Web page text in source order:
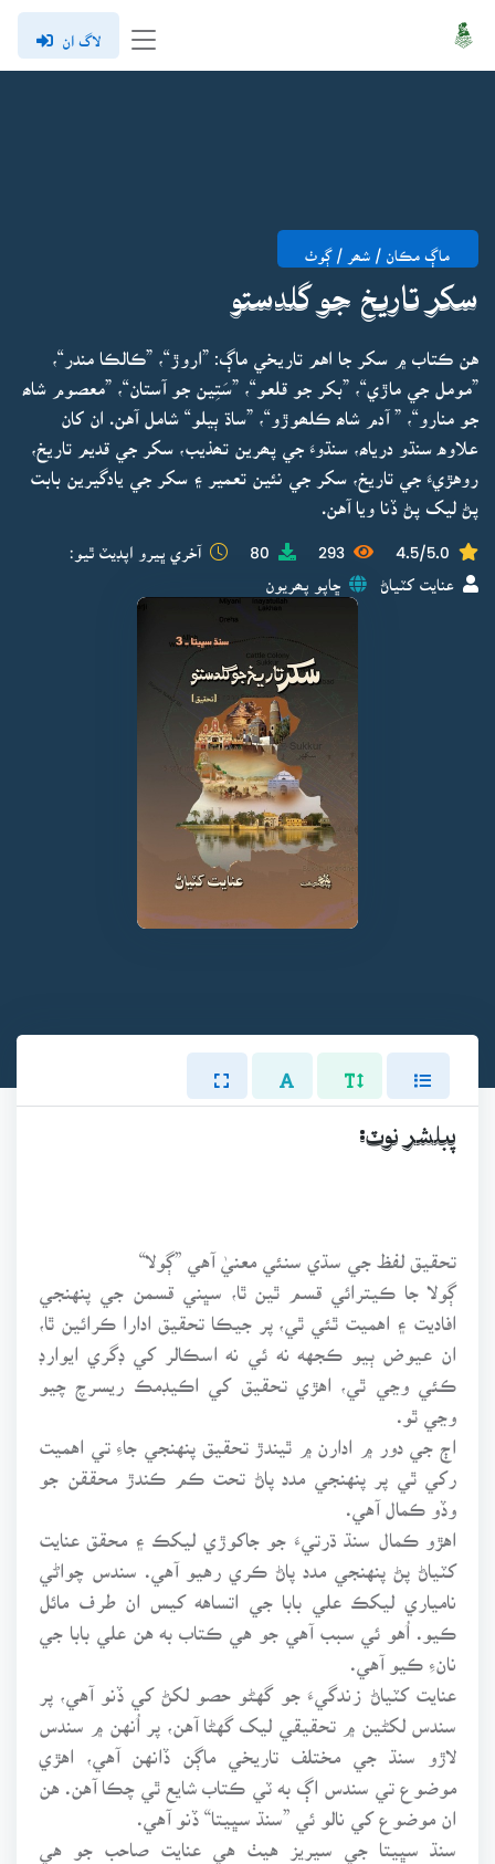
لاگ ان
ماڳ مڪان / شھر / ڳوٺ
سکر تاريخ جو گلدستو
هن ڪتاب ۾ سکر جا اهم تاريخي ماڳ: ”اروڙ“، ”ڪالڪا مندر“،
”مومل جي ماڙي“، ”بکر جو قلعو“، ”سَتِين جو آستان“، ”معصوم شاھ
جو منارو“، ” آدم شاھ ڪلھوڙو“، ”ساڌ ٻيلو“ شامل آهن. ان کان
علاوه سنڌو درياھ، سنڌوءَ جي پھرين تھذيب، سکر جي قديم تاريخ،
روهڙيءَ جي تاريخ، سکر جي نئين تعمير ۽ سکر جي يادگيرين بابت
پڻ ليک پڻ ڏنا ويا آهن.
4.5/5.0
293
80 آخري ڀيرو اپڊيٽ ٿيو:
عنايت کٽياڻ ڇاپو پھريون
پبلشر نوٽ:
تحقيق لفظ جي سڌي سنئي معنيٰ آهي ”ڳولا“
ڳولا جا ڪيترائي قسم ٿين ٿا، سڀني قسمن جي پنهنجي
افاديت ۽ اهميت ٿئي ٿي، پر جيڪا تحقيق ادارا ڪرائين ٿا،
ان عيوض ٻيو ڪجهه نه ئي نه اسڪالر کي ڊگري ايوارڊ
ڪئي وڃي ٿي، اهڙي تحقيق کي اڪيڊمڪ ريسرچ چيو
وڃي ٿو.
اڄ جي دور ۾ ادارن ۾ ٿيندڙ تحقيق پنهنجي جاءِ تي اهميت
رکي ٿي پر پنهنجي مدد پاڻ تحت ڪم ڪندڙ محققن جو
وڏو ڪمال آهي.
اهڙو ڪمال سنڌ ڌرتيءَ جو جاکوڙي ليکڪ ۽ محقق عنايت
کٽياڻ پڻ پنهنجي مدد پاڻ ڪري رهيو آهي. سندس چواڻي
نامياري ليکڪ علي بابا جي اتساهه کيس ان طرف مائل
ڪيو. اُهو ئي سبب آهي جو هي ڪتاب به هن علي بابا جي
نانءِ ڪيو آهي.
عنايت کٽياڻ زندگيءَ جو گهڻو حصو لکڻ کي ڏنو آهي، پر
سندس لکڻين ۾ تحقيقي ليک گهڻا آهن، پر اُنهن ۾ سندس
لاڙو سنڌ جي مختلف تاريخي ماڳن ڏانهن آهي، اهڙي
موضوع تي سندس اڳ به ٽي ڪتاب شايع ٿي چڪا آهن. هن
ان موضوع کي نالو ئي ”سنڌ سڀيتا“ ڏنو آهي.
سنڌ سڀيتا جي سيريز هيٺ هي عنايت صاحب جو هي